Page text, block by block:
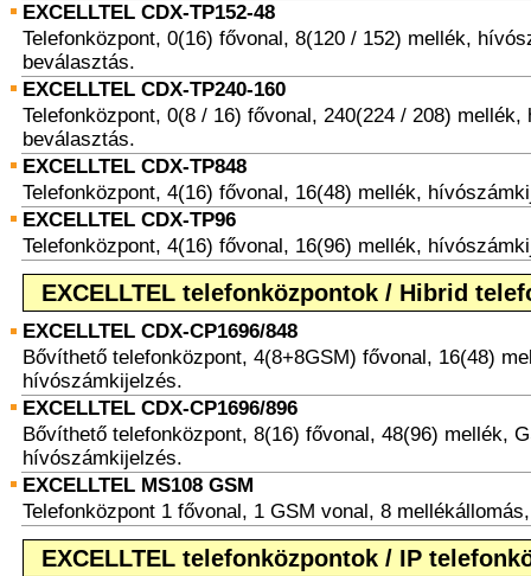
EXCELLTEL CDX-TP152-48
Telefonközpont, 0(16) fővonal, 8(120 / 152) mellék,
beválasztás.
EXCELLTEL CDX-TP240-160
Telefonközpont, 0(8 / 16) fővonal, 240(224 / 208)
beválasztás.
EXCELLTEL CDX-TP848
Telefonközpont, 4(16) fővonal, 16(48) mellék,
EXCELLTEL CDX-TP96
Telefonközpont, 4(16) fővonal, 16(96) mellék,
EXCELLTEL telefonközpontok / Hibrid
EXCELLTEL CDX-CP1696/848
Bővíthető telefonközpont, 4(8+8GSM) fővonal, 16(48)
hívószámkijelzés.
EXCELLTEL CDX-CP1696/896
Bővíthető telefonközpont, 8(16) fővonal, 48(96) mellék,
hívószámkijelzés.
EXCELLTEL MS108 GSM
Telefonközpont 1 fővonal, 1 GSM vonal, 8
EXCELLTEL telefonközpontok / IP